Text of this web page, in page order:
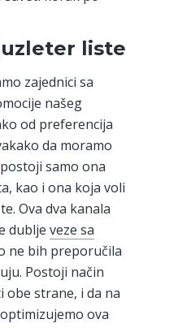
liste
zajednici sa
našeg
od preferencija
da moramo
samo ona
kao i ona koja voli
Ova dva kanala
dublje veze sa
ne bih preporučila
Postoji način
strane, i da na
ova